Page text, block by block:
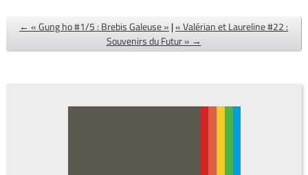
← « Gung ho #1/5 : Brebis Galeuse » |« Valérian et Laureline #22 :
Souvenirs du Futur » →